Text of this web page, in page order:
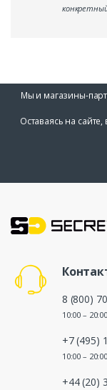
Мы и магазины-
Оставаясь на
8 (800)
10:00 –
+7 (495)
10:00 –
+44 (20)